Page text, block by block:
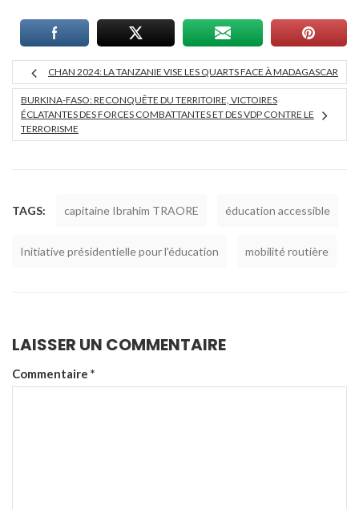
CHAN 2024: LA TANZANIE VISE LES QUARTS FACE À MADAGASCAR
BURKINA-FASO: RECONQUÊTE DU TERRITOIRE, VICTOIRES
ÉCLATANTES DES FORCES COMBATTANTES ET DES VDP CONTRE LE
TERRORISME
TAGS: capitaine Ibrahim TRAORE éducation accessible
Initiative présidentielle pour l'éducation mobilité routière
LAISSER UN COMMENTAIRE
Commentaire *